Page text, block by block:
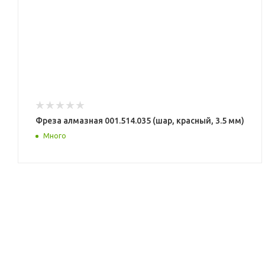
Фреза алмазная 001.514.035 (шар, красный, 3.5 мм)
Много